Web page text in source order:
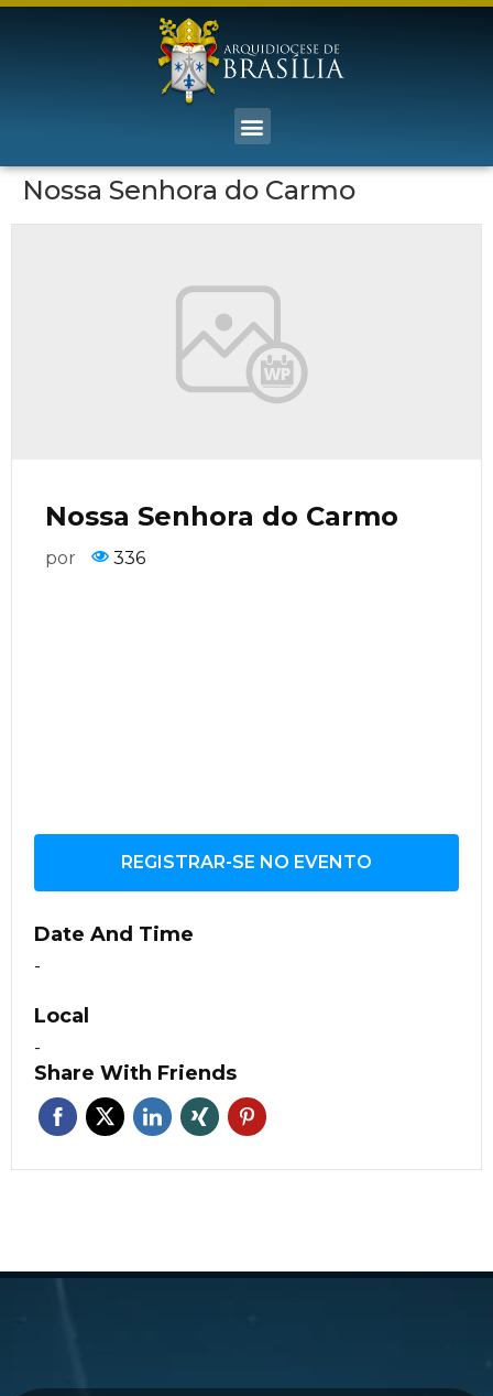
Nossa Senhora do Carmo
Nossa Senhora do Carmo
por 336
REGISTRAR-SE NO EVENTO
Date And Time
-
Local
-
Share With Friends